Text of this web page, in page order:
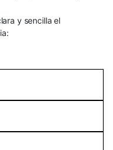
y sencilla el